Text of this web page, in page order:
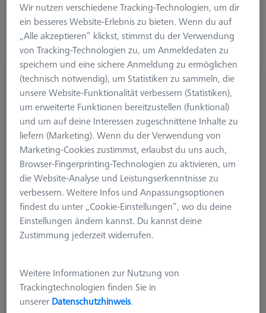
Suchergebnisse für ""
Palette für Palettenzuführung Duplex,
Raster 50 M6 TSM
602703-9000-301
Wir nutzen verschiedene Tracking-Technologien, um dir
ein besseres Website-Erlebnis zu bieten. Wenn du auf
„Alle akzeptieren“ klickst, stimmst du der Verwendung
von Tracking-Technologien zu, um Anmeldedaten zu
speichern und eine sichere Anmeldung zu ermöglichen
(technisch notwendig), um Statistiken zu sammeln, die
unsere Website-Funktionalität verbessern (Statistiken),
um erweiterte Funktionen bereitzustellen (funktional)
und um auf deine Interessen zugeschnittene Inhalte zu
liefern (Marketing). Wenn du der Verwendung von
Marketing-Cookies zustimmst, erlaubst du uns auch,
Browser-Fingerprinting-Technologien zu aktivieren, um
die Website-Analyse und Leistungserkenntnisse zu
verbessern. Weitere Infos und Anpassungsoptionen
findest du unter „Cookie-Einstellungen“, wo du deine
Einstellungen ändern kannst. Du kannst deine
Zustimmung jederzeit widerrufen.
Weitere Informationen zur Nutzung von
Trackingtechnologien finden Sie in
unserer Datenschutzhinweis.